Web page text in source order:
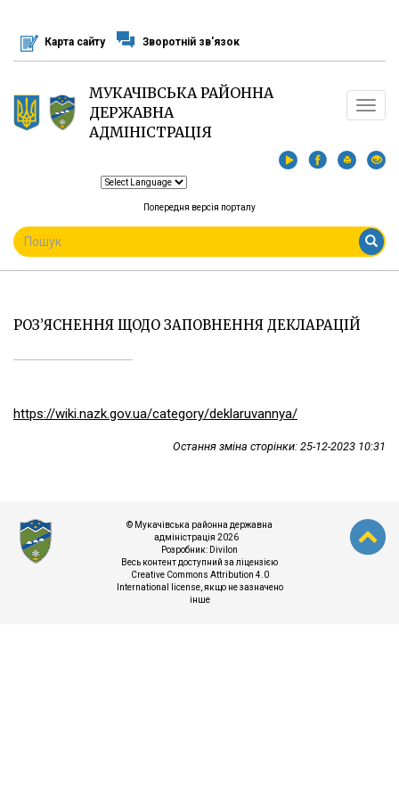
основного
матеріалу
Карта сайту Зворотній зв'язок
МУКАЧІВСЬКА РАЙОННА
ДЕРЖАВНА
АДМІНІСТРАЦІЯ
Toggle
Попередня версія порталу
ПОШУКОВА
ФОРМА
Пошук
РОЗ’ЯСНЕННЯ ЩОДО ЗАПОВНЕННЯ ДЕКЛАРАЦІЙ
https://wiki.nazk.gov.ua/category/deklaruvannya/
Остання зміна сторінки: 25-12-2023 10:31
© Мукачівська районна державна
адміністрація 2026
Розробник: Divilon
Весь контент доступний за ліцензією
Creative Commons Attribution 4.0
International license, якщо не зазначено
інше